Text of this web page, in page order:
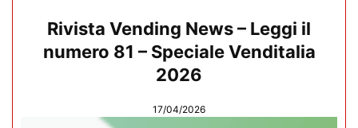
Rivista Vending News – Leggi il
numero 81 – Speciale Venditalia
2026
17/04/2026